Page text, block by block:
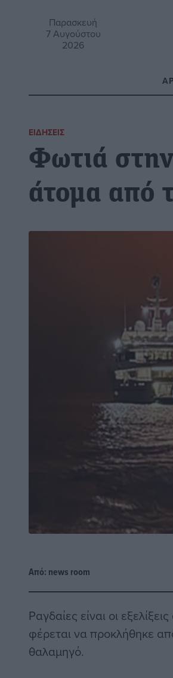
Παρασκευή
7 Αυγούστου
2026
ΕΙΔΉΣΕΙΣ
Φωτιά
άτομα από
Από: news room
Ραγδαίες είναι οι
φέρεται να προκλήθηκε
θαλαμηγό.